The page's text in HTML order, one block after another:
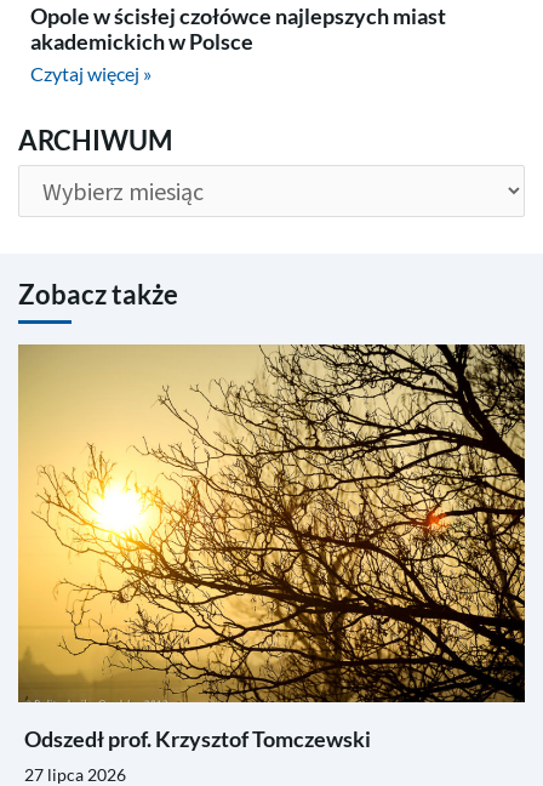
Opole w ścisłej czołówce najlepszych miast
akademickich w Polsce
Czytaj więcej »
ARCHIWUM
ARCHIWUM
Zobacz także
Odszedł prof. Krzysztof Tomczewski
27 lipca 2026